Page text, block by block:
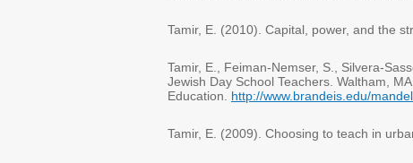
Tamir, E. (2010). Capital, power, and the
Tamir, E., Feiman-Nemser, S., Silvera-
Jewish Day School Teachers. Waltham,
Education
http://www.brandeis.edu/
Tamir, E. (2009). Choosing to teach in